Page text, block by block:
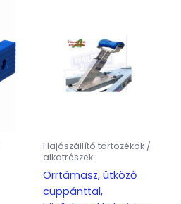
Hajószállító tartozékok /
alkatrészek
Orrtámasz, ütköző
cuppánttal,